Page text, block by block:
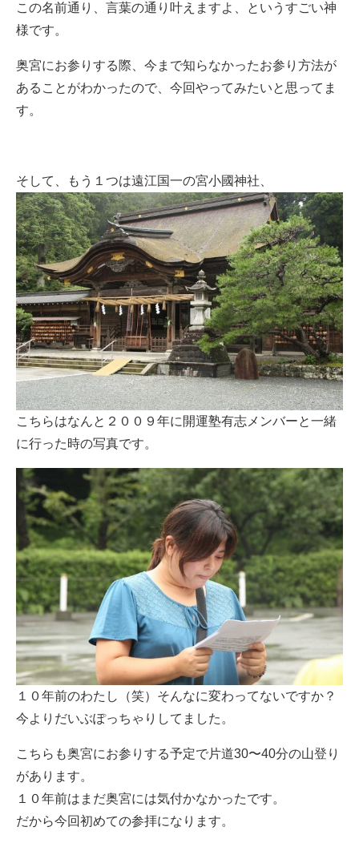
この名前通り、言葉の通り叶えますよ、というすごい神
様です。
奥宮にお参りする際、今まで知らなかったお参り方法が
あることがわかったので、今回やってみたいと思ってま
す。
そして、もう１つは遠江国一の宮小國神社、
こちらはなんと２００９年に開運塾有志メンバーと一緒
に行った時の写真です。
１０年前のわたし（笑）そんなに変わってないですか？
今よりだいぶぽっちゃりしてました。
こちらも奥宮にお参りする予定で片道30〜40分の山登り
があります。
１０年前はまだ奥宮には気付かなかったです。
だから今回初めての参拝になります。